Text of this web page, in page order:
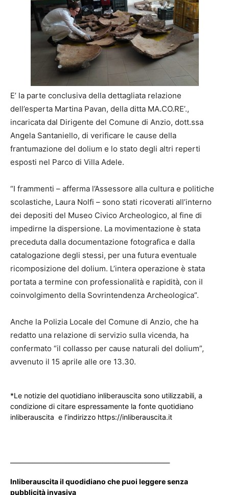
E’ la parte conclusiva della dettagliata relazione
dell’esperta Martina Pavan, della ditta MA.CO.RE’.,
incaricata dal Dirigente del Comune di Anzio, dott.ssa
Angela Santaniello, di verificare le cause della
frantumazione del dolium e lo stato degli altri reperti
esposti nel Parco di Villa Adele.
“I frammenti – afferma l’Assessore alla cultura e politiche
scolastiche, Laura Nolfi – sono stati ricoverati all’interno
dei depositi del Museo Civico Archeologico, al fine di
impedirne la dispersione. La movimentazione è stata
preceduta dalla documentazione fotografica e dalla
catalogazione degli stessi, per una futura eventuale
ricomposizione del dolium. L’intera operazione è stata
portata a termine con professionalità e rapidità, con il
coinvolgimento della Sovrintendenza Archeologica”.
Anche la Polizia Locale del Comune di Anzio, che ha
redatto una relazione di servizio sulla vicenda, ha
confermato “il collasso per cause naturali del dolium”,
avvenuto il 15 aprile alle ore 13.30.
*Le notizie del quotidiano inliberauscita sono utilizzabili, a
condizione di citare espressamente la fonte quotidiano
inliberauscita e l’indirizzo https://inliberauscita.it
Inliberauscita il quodidiano che puoi leggere senza
pubblicità invasiva